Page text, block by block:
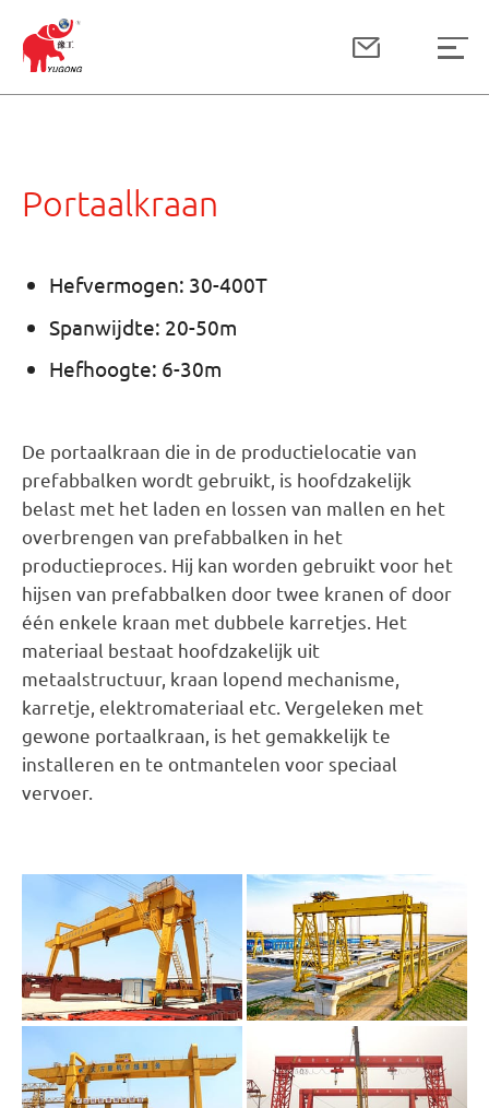
Portaalkraan
Hefvermogen: 30-400T
Spanwijdte: 20-50m
Hefhoogte: 6-30m
De portaalkraan die in de productielocatie van
prefabbalken wordt gebruikt, is hoofdzakelijk
belast met het laden en lossen van mallen en het
overbrengen van prefabbalken in het
productieproces. Hij kan worden gebruikt voor het
hijsen van prefabbalken door twee kranen of door
één enkele kraan met dubbele karretjes. Het
materiaal bestaat hoofdzakelijk uit
metaalstructuur, kraan lopend mechanisme,
karretje, elektromateriaal etc. Vergeleken met
gewone portaalkraan, is het gemakkelijk te
installeren en te ontmantelen voor speciaal
vervoer.